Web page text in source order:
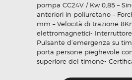
pompa CC24V / Kw 0,85 –
anteriori in poliuretano –
mm – Velocità di trazione
elettromagnetici- Interruttore
Pulsante d’emergenza su
porta persone pieghevole
superiore del timone-